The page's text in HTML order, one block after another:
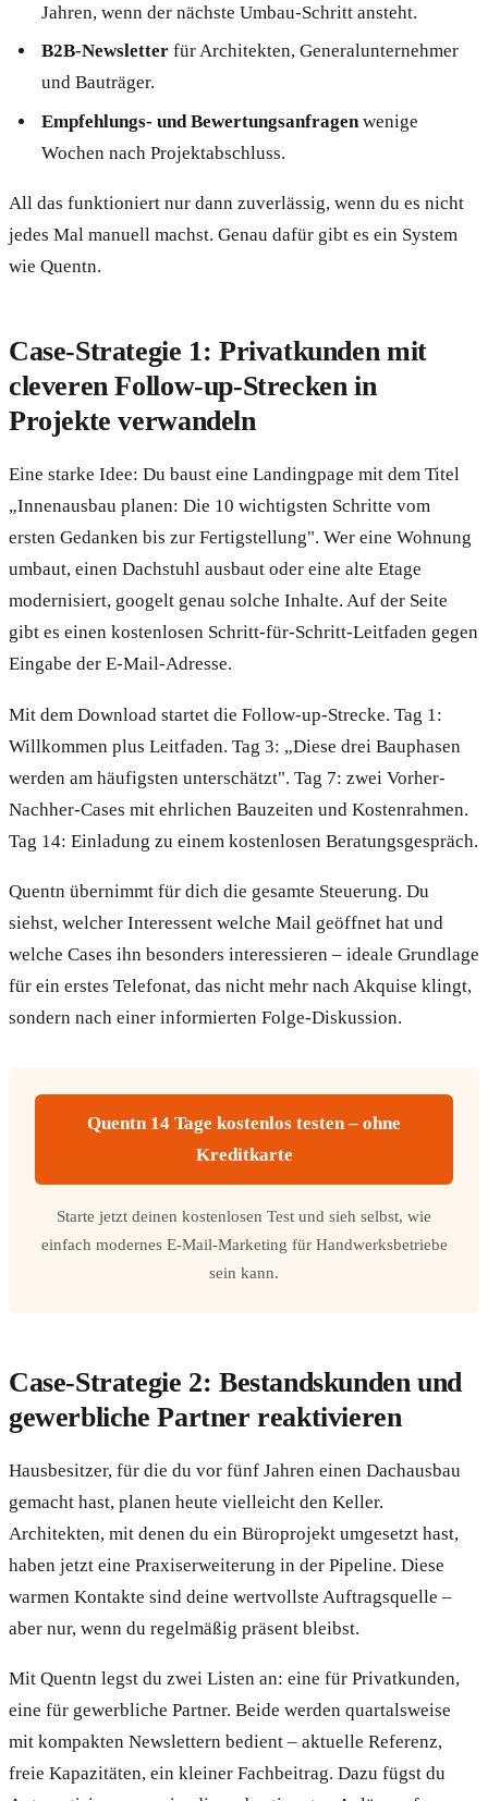
Jahren, wenn der nächste Umbau-Schritt ansteht.
B2B-Newsletterfür Architekten, Generalunternehmer
und Bauträger.
Empfehlungs- und Bewertungsanfragenwenige
Wochen nach Projektabschluss.
All das funktioniert nur dann zuverlässig, wenn du es nicht
jedes Mal manuell machst. Genau dafür gibt es ein System
wie Quentn.
Case-Strategie 1: Privatkunden mit
cleveren Follow-up-Strecken in
Projekte verwandeln
Eine starke Idee: Du baust eine Landingpage mit dem Titel
„Innenausbau planen: Die 10 wichtigsten Schritte vom
ersten Gedanken bis zur Fertigstellung". Wer eine Wohnung
umbaut, einen Dachstuhl ausbaut oder eine alte Etage
modernisiert, googelt genau solche Inhalte. Auf der Seite
gibt es einen kostenlosen Schritt-für-Schritt-Leitfaden gegen
Eingabe der E-Mail-Adresse.
Mit dem Download startet die Follow-up-Strecke. Tag 1:
Willkommen plus Leitfaden. Tag 3: „Diese drei Bauphasen
werden am häufigsten unterschätzt". Tag 7: zwei Vorher-
Nachher-Cases mit ehrlichen Bauzeiten und Kostenrahmen.
Tag 14: Einladung zu einem kostenlosen Beratungsgespräch.
Quentn übernimmt für dich die gesamte Steuerung. Du
siehst, welcher Interessent welche Mail geöffnet hat und
welche Cases ihn besonders interessieren – ideale Grundlage
für ein erstes Telefonat, das nicht mehr nach Akquise klingt,
sondern nach einer informierten Folge-Diskussion.
Quentn 14 Tage kostenlos testen – ohne
Kreditkarte
Starte jetzt deinen kostenlosen Test und sieh selbst, wie
einfach modernes E-Mail-Marketing für Handwerksbetriebe
sein kann.
Case-Strategie 2: Bestandskunden und
gewerbliche Partner reaktivieren
Hausbesitzer, für die du vor fünf Jahren einen Dachausbau
gemacht hast, planen heute vielleicht den Keller.
Architekten, mit denen du ein Büroprojekt umgesetzt hast,
haben jetzt eine Praxiserweiterung in der Pipeline. Diese
warmen Kontakte sind deine wertvollste Auftragsquelle –
aber nur, wenn du regelmäßig präsent bleibst.
Mit Quentn legst du zwei Listen an: eine für Privatkunden,
eine für gewerbliche Partner. Beide werden quartalsweise
mit kompakten Newslettern bedient – aktuelle Referenz,
freie Kapazitäten, ein kleiner Fachbeitrag. Dazu fügst du